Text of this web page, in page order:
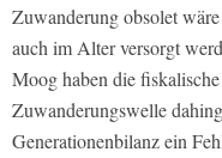
Zuwanderung obsolet
auch im Alter versorgt
Moog haben die
Zuwanderungswelle
Generationenbilanz ein